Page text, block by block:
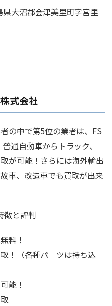
大沼郡会津美里町字宮里
式会社
の中で第5位の業者は、FS
通自動車からトラック、
が可能！さらには海外輸出
車、改造車でも買取が出来
徴と評判
料！
！（各種パーツは持ち込
能！